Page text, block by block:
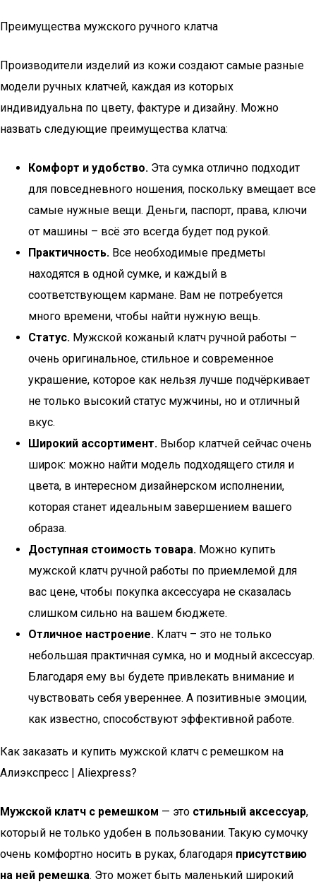
Преимущества мужского ручного клатча
Производители изделий из кожи создают самые разные
модели ручных клатчей, каждая из которых
индивидуальна по цвету, фактуре и дизайну. Можно
назвать следующие преимущества клатча:
Комфорт и удобство. Эта сумка отлично подходит
для повседневного ношения, поскольку вмещает все
самые нужные вещи. Деньги, паспорт, права, ключи
от машины – всё это всегда будет под рукой.
Практичность. Все необходимые предметы
находятся в одной сумке, и каждый в
соответствующем кармане. Вам не потребуется
много времени, чтобы найти нужную вещь.
Статус. Мужской кожаный клатч ручной работы –
очень оригинальное, стильное и современное
украшение, которое как нельзя лучше подчёркивает
не только высокий статус мужчины, но и отличный
вкус.
Широкий ассортимент. Выбор клатчей сейчас очень
широк: можно найти модель подходящего стиля и
цвета, в интересном дизайнерском исполнении,
которая станет идеальным завершением вашего
образа.
Доступная стоимость товара. Можно купить
мужской клатч ручной работы по приемлемой для
вас цене, чтобы покупка аксессуара не сказалась
слишком сильно на вашем бюджете.
Отличное настроение. Клатч – это не только
небольшая практичная сумка, но и модный аксессуар.
Благодаря ему вы будете привлекать внимание и
чувствовать себя увереннее. А позитивные эмоции,
как известно, способствуют эффективной работе.
Как заказать и купить мужской клатч с ремешком на
Алиэкспресс | Aliexpress?
Мужской клатч с ремешком — это стильный аксессуар,
который не только удобен в пользовании. Такую сумочку
очень комфортно носить в руках, благодаря присутствию
на ней ремешка. Это может быть маленький широкий